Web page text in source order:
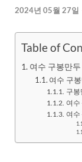
2024년 05월 27일
Table of
여수 구봉만두
여수 구
구봉
여수
여수